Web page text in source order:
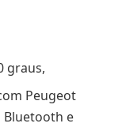
graus,
Peugeot
Bluetooth e